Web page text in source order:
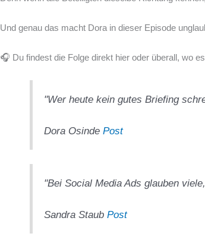
Und genau das macht Dora in dieser Episode
🎧 Du findest die Folge direkt hier oder überall, wo
"Wer heute kein gutes Briefing
Dora Osinde Post
"Bei Social Media Ads glauben
Sandra Staub Post